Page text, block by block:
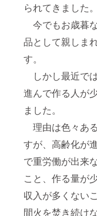
られてきました。
今でもお歳暮
品として親しま
す。
しかし最近で
進んで作る人が
ました。
理由は色々あ
すが、高齢化が
で重労働が出来
こと、作る量が
収入が多くない
間火を焚き続け